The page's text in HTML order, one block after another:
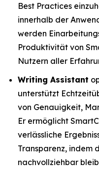
Best Practices
innerhalb der
werden
Produktivität von
Nutzern aller
Writing Assistant
unterstützt
von Genauigkeit,
Er ermöglicht
verlässliche
Transparenz, indem
nachvollziehbar